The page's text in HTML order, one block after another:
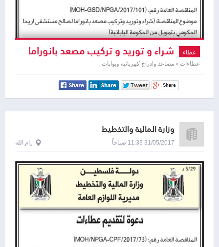
عطاء شراء و توريد و تركيب مصعد بانوراما
عطاءات » مصاعد وادراج كهربائية وبوابات
وزارة المالية والتخطيط
31/05/2017 11:33 صباحاً رام الله